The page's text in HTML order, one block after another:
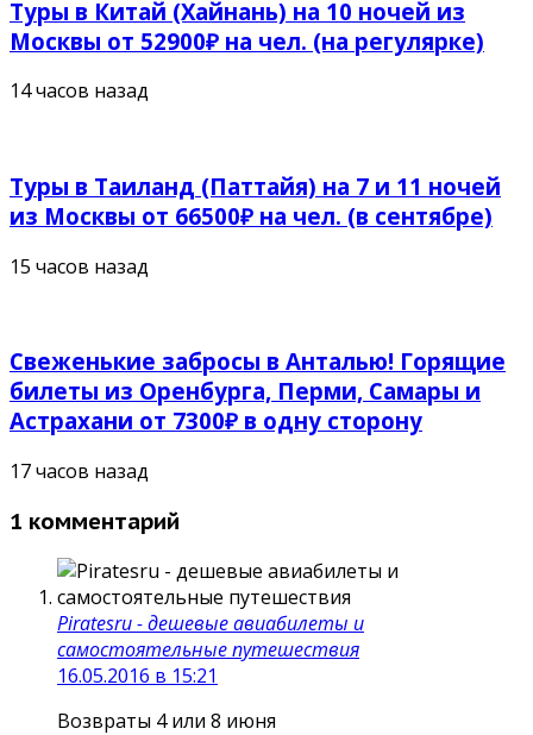
Туры в Китай (Хайнань) на 10 ночей из
Москвы от 52900₽ на чел. (на регулярке)
14 часов назад
Туры в Таиланд (Паттайя) на 7 и 11 ночей
из Москвы от 66500₽ на чел. (в сентябре)
15 часов назад
Свеженькие забросы в Анталью! Горящие
билеты из Оренбурга, Перми, Самары и
Астрахани от 7300₽ в одну сторону
17 часов назад
1 комментарий
Piratesru - дешевые авиабилеты и
самостоятельные путешествия
16.05.2016 в 15:21
Возвраты 4 или 8 июня